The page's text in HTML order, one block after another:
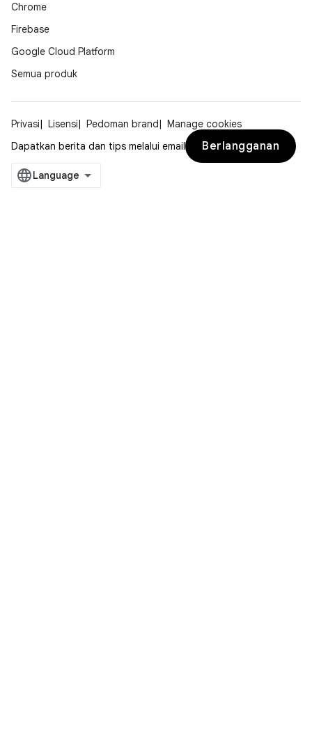
Chrome
Firebase
Google Cloud Platform
Semua produk
Privasi Lisensi Pedoman brand
Manage cookies
Dapatkan berita dan tips melalui email
Berlangganan